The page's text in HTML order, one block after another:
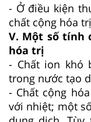
- Ở điều kiện
chất cộng hóa
V. Một số tính
hóa trị
- Chất ion khó
trong nước tạo
- Chất cộng
với nhiệt; một